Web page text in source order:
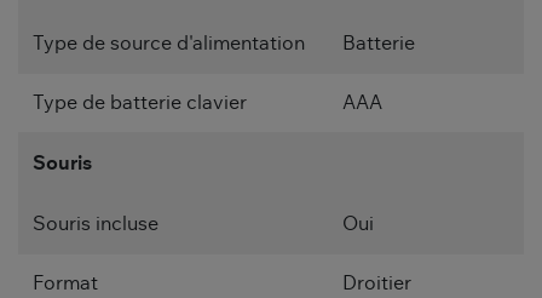
Type de source d'alimentation Batterie
Type de batterie clavier AAA
Souris
Souris incluse Oui
Format Droitier